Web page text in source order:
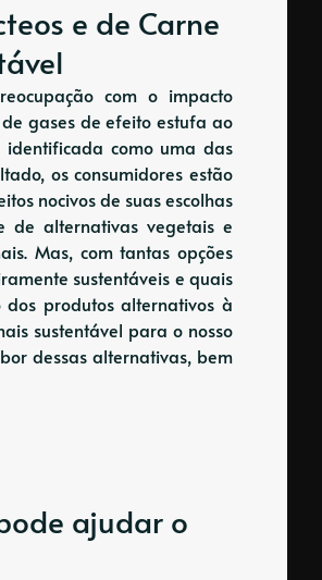
e de Carne
com o impacto
gases de efeito estufa ao
como uma das
os consumidores estão
nocivos de suas escolhas
de alternativas vegetais e
Mas, com tantas opções
sustentáveis ​​e quais
produtos alternativos à
sustentável para o nosso
dessas alternativas, bem
ajudar o